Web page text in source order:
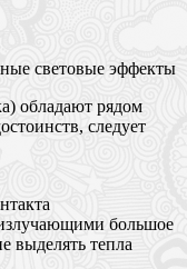
обладают рядом
следует
большое
выделять тепла